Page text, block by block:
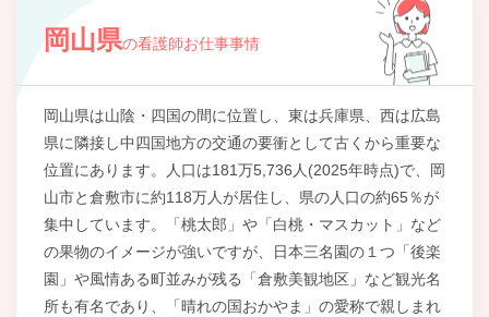
岡山県の看護師お仕事事情
岡山県は山陰・四国の間に位置し、東は兵庫県、西は広島
県に隣接し中四国地方の交通の要衝として古くから重要な
位置にあります。人口は181万5,736人(2025年時点)で、岡
山市と倉敷市に約118万人が居住し、県の人口の約65％が
集中しています。「桃太郎」や「白桃・マスカット」など
の果物のイメージが強いですが、日本三名園の１つ「後楽
園」や風情ある町並みが残る「倉敷美観地区」など観光名
所も有名であり、「晴れの国おかやま」の愛称で親しまれ